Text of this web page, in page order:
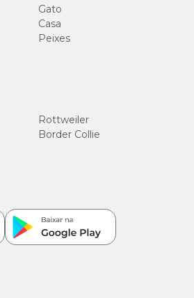
Gato
Casa
Peixes
Rottweiler
Border Collie